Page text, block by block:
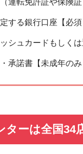
運転免許証や保険証
する銀行口座【必須
シュカードもしく
承諾書【未成年のみ
ターは全国34